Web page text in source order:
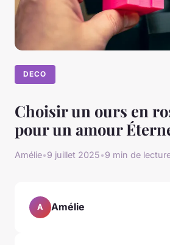
DECO
Choisir un ours en
pour un amour
Amélie•9 juillet 2025•9 min de
A Amélie